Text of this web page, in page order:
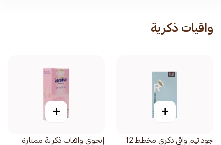
واقيات ذكرية
+
جود تيم واقي ذكري مخطط 12
+
إنجوي واقيات ذكرية ممتازة